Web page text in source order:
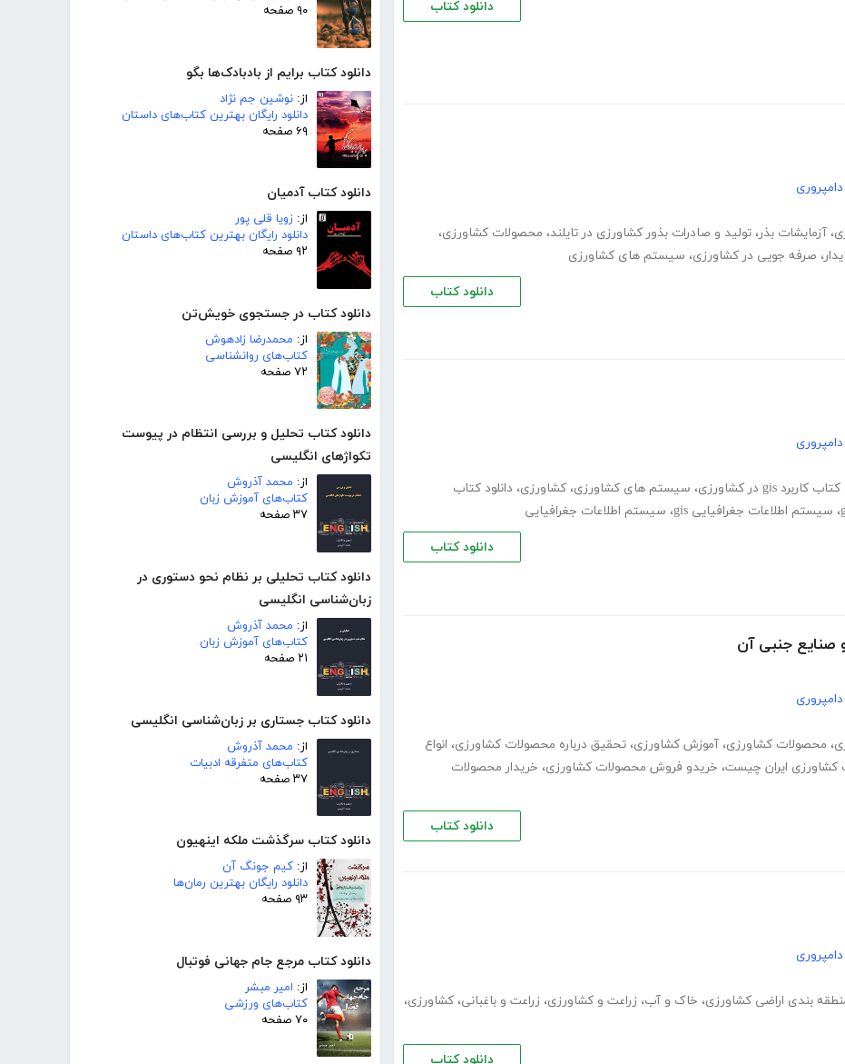
۹۰ صفحه
دانلود کتاب برایم از بادبادک‌ها بگو
از: نوشین جم نژاد
دانلود رایگان بهترین کتاب‌های داستان
۶۹ صفحه
دانلود کتاب آدمیان
از: زویا قلی پور
دانلود رایگان بهترین کتاب‌های داستان
۹۲ صفحه
دانلود کتاب در جستجوی خویش‌تن
از: محمدرضا زادهوش
کتاب‌های روانشناسی
۷۲ صفحه
دانلود کتاب تحلیل و بررسی انتظام در پیوست
تکواژهای انگلیسی
از: محمد آذروش
کتاب‌های آموزش زبان
۳۷ صفحه
دانلود کتاب تحلیلی بر نظام نحو دستوری در
زبان‌شناسی انگلیسی
از: محمد آذروش
کتاب‌های آموزش زبان
۲۱ صفحه
دانلود کتاب جستاری بر زبان‌شناسی انگلیسی
از: محمد آذروش
کتاب‌های متفرقه ادبیات
۳۷ صفحه
دانلود کتاب سرگذشت ملکه اینهیون
از: کیم جونگ آن
دانلود رایگان بهترین رمان‌ها
۹۳ صفحه
دانلود کتاب مرجع جام جهانی فوتبال
از: امیر مبشر
کتاب‌های ورزشی
۷۰ صفحه
دانلود کتاب
، آزمایشات بذر، تولید و صادرات بذور کشاورزی در تایلند، محصولات کشاورزی،
، صرفه جویی در کشاورزی، سیستم های کشاورزی
دانلود کتاب
کتاب کاربرد gis در کشاورزی ، سیستم های کشاورزی، کشاورزی، دانلود کتاب
، سیستم اطلاعات جغرافیایی gis ، سیستم اطلاعات جغرافیایی
دانلود کتاب
صنایع جنبی آن
، محصولات کشاورزی، آموزش کشاورزی، تحقیق درباره محصولات کشاورزی، انواع
کشاورزی ایران چیست، خریدو فروش محصولات کشاورزی، خریدار محصولات
دانلود کتاب
بندی اراضی کشاورزی، خاک و آب، زراعت و کشاورزی، زراعت و باغبانی، کشاورزی،
دانلود کتاب